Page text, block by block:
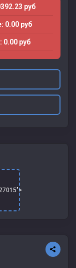
руб
0.00 руб
0.00 руб